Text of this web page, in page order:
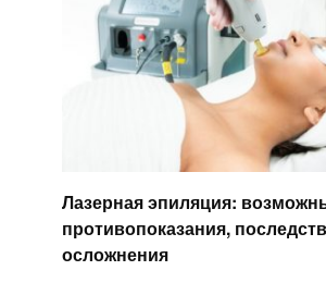
Лазерная эпиляция:
противопоказания,
осложнения